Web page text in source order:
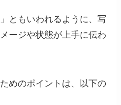
ともいわれるように、写
ージや状態が上手に伝わ
めのポイントは、以下の